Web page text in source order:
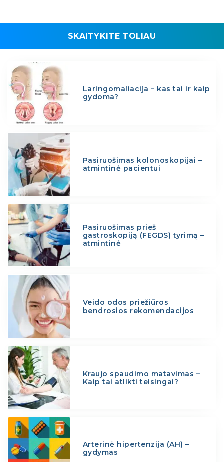
SKAITYKITE TOLIAU
Laringomaliacija – kas tai ir kaip
gydoma?
Pasiruošimas kolonoskopijai –
atmintinė pacientui
Pasiruošimas prieš
gastroskopiją (FEGDS) tyrimą –
atmintinė
Veido odos priežiūros
bendrosios rekomendacijos
Kraujo spaudimo matavimas –
Kaip tai atlikti teisingai?
Arterinė hipertenzija (AH) –
gydymas